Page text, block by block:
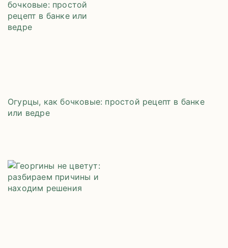
Огурцы, как бочковые: простой рецепт в банке
или ведре